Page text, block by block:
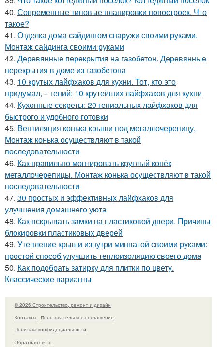
40. Современные типовые планировки новостроек. Что
такое?
41. Отделка дома сайдингом снаружи своими руками.
Монтаж сайдинга своими руками
42. Деревянные перекрытия на газобетон. Деревянные
перекрытия в доме из газобетона
43. 10 крутых лайфхаков для кухни. Тот, кто это
придумал, – гений: 10 крутейших лайфхаков для кухни
44. Кухонные секреты: 20 гениальных лайфхаков для
быстрого и удобного готовки
45. Вентиляция конька крыши под металлочерепицу.
Монтаж конька осуществляют в такой
последовательности
46. Как правильно монтировать круглый конёк
металлочерепицы. Монтаж конька осуществляют в такой
последовательности
47. 30 простых и эффективных лайфхаков для
улучшения домашнего уюта
48. Как вскрывать замки на пластиковой двери. Причины
блокировки пластиковых дверей
49. Утепление крыши изнутри минватой своими руками:
простой способ улучшить теплоизоляцию своего дома
50. Как подобрать затирку для плитки по цвету.
Классические варианты
© 2026 Строительство, ремонт и дизайн
Контакты
Пользовательское соглашение
Политика конфидециальности
Обратная связь